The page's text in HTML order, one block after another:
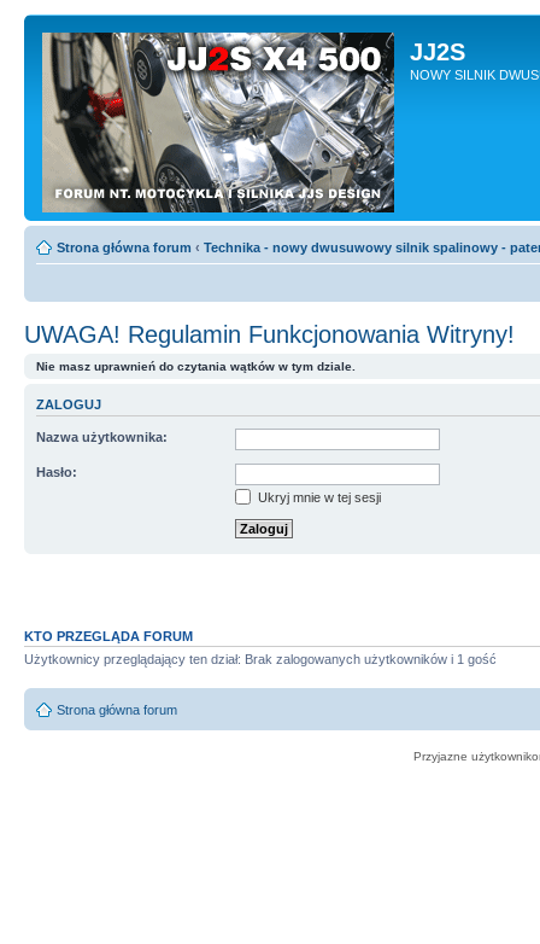
JJ2S
NOWY SILNIK
Strona główna forum ‹ Technika - nowy dwusuwowy silnik spalinowy -
UWAGA! Regulamin Funkcjonowania Witryny!
Nie masz uprawnień do czytania wątków w tym dziale.
ZALOGUJ
Nazwa użytkownika:
Hasło:
Ukryj mnie w tej sesji
KTO PRZEGLĄDA FORUM
Użytkownicy przeglądający ten dział: Brak zalogowanych użytkowników i 1 gość
Strona główna forum
Przyjazne